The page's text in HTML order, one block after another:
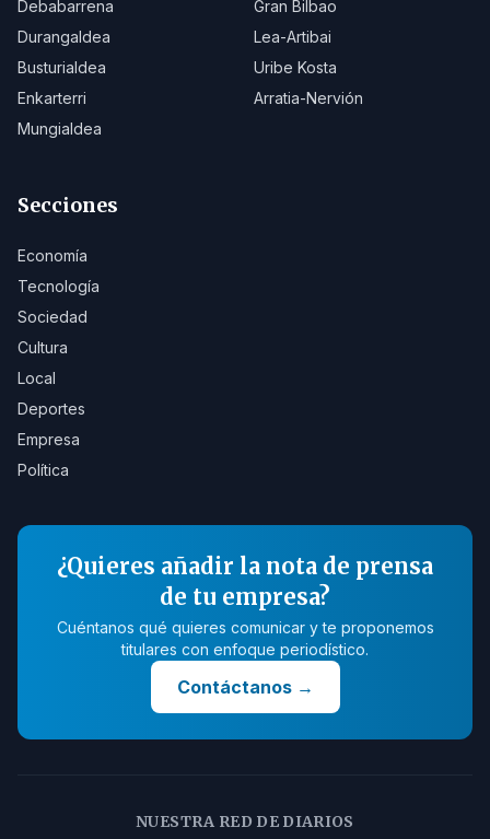
Debabarrena
Gran Bilbao
Durangaldea
Lea-Artibai
Busturialdea
Uribe Kosta
Enkarterri
Arratia-Nervión
Mungialdea
Secciones
Economía
Tecnología
Sociedad
Cultura
Local
Deportes
Empresa
Política
¿Quieres añadir la nota de prensa
de tu empresa?
Cuéntanos qué quieres comunicar y te proponemos
titulares con enfoque periodístico.
Contáctanos→
NUESTRA RED DE DIARIOS